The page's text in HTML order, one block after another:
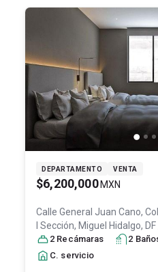
DEPARTAMENTO VENTA
$6,200,000 MXN
Calle General Juan Cano,
I Sección, Miguel Hidalgo,
11850, ID:30922873
2 Recámaras 2 Baño
C. servicio